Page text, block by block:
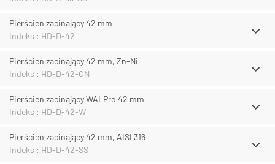
Pierścień zacinający 42 mm
Indeks : HD-D-42
Pierścień zacinający 42 mm, Zn-Ni
Indeks : HD-D-42-CN
Pierścień zacinający WALPro 42 mm
Indeks : HD-D-42-W
Pierścień zacinający 42 mm, AISI 316
Indeks : HD-D-42-SS